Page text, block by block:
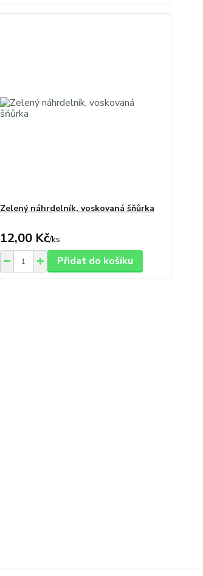
Zelený náhrdelník, voskovaná šňůrka
12,00 Kč/ks
Přidat do košíku